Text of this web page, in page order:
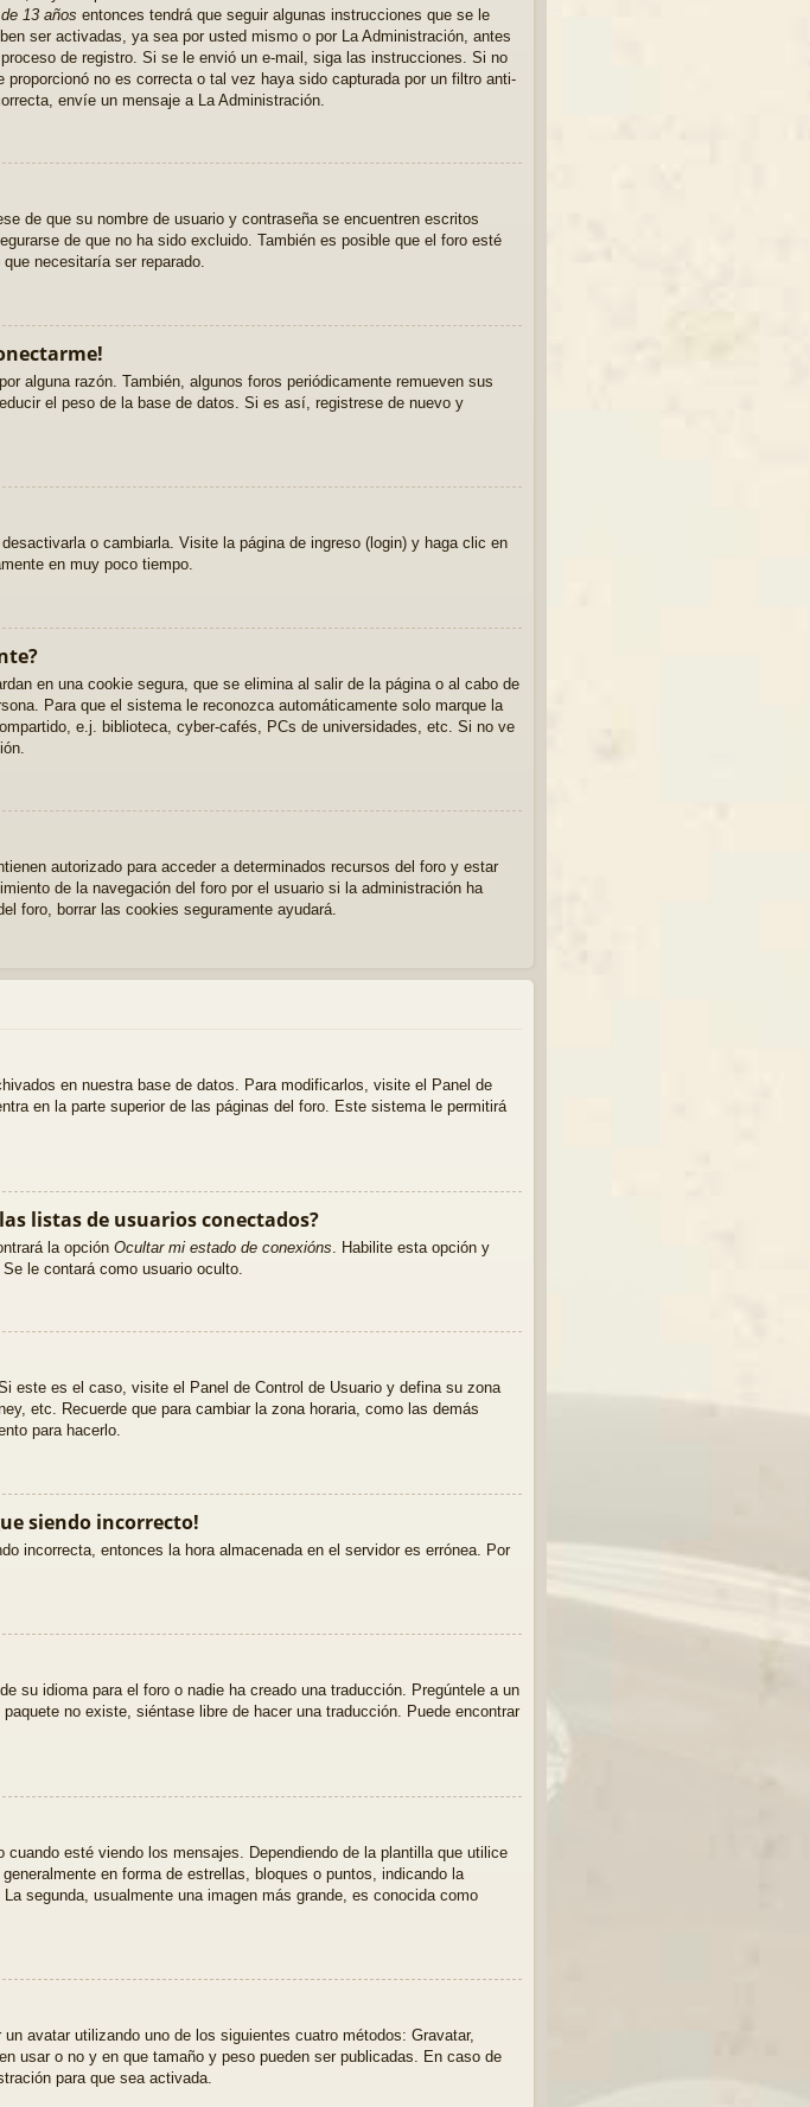
13 años entonces tendrá que seguir algunas instrucciones que se le
ser activadas, ya sea por usted mismo o por La Administración, antes
de registro. Si se le envió un e-mail, siga las instrucciones. Si no
no es correcta o tal vez haya sido capturada por un filtro anti-
envíe un mensaje a La Administración.
de que su nombre de usuario y contraseña se encuentren escritos
de que no ha sido excluido. También es posible que el foro esté
necesitaría ser reparado.
alguna razón. También, algunos foros periódicamente remueven sus
el peso de la base de datos. Si es así, registrese de nuevo y
o cambiarla. Visite la página de ingreso (login) y haga clic en
en muy poco tiempo.
en una cookie segura, que se elimina al salir de la página o al cabo de
Para que el sistema le reconozca automáticamente solo marque la
e.j. biblioteca, cyber-cafés, PCs de universidades, etc. Si no ve
autorizado para acceder a determinados recursos del foro y estar
de la navegación del foro por el usuario si la administración ha
foro, borrar las cookies seguramente ayudará.
en nuestra base de datos. Para modificarlos, visite el Panel de
en la parte superior de las páginas del foro. Este sistema le permitirá
listas de usuarios conectados?
la opción Ocultar mi estado de conexións . Habilite esta opción y
le contará como usuario oculto.
este es el caso, visite el Panel de Control de Usuario y defina su zona
etc. Recuerde que para cambiar la zona horaria, como las demás
para hacerlo.
siendo incorrecto!
incorrecta, entonces la hora almacenada en el servidor es errónea. Por
su idioma para el foro o nadie ha creado una traducción. Pregúntele a un
no existe, siéntase libre de hacer una traducción. Puede encontrar
esté viendo los mensajes. Dependiendo de la plantilla que utilice
en forma de estrellas, bloques o puntos, indicando la
segunda, usualmente una imagen más grande, es conocida como
avatar utilizando uno de los siguientes cuatro métodos: Gravatar,
usar o no y en que tamaño y peso pueden ser publicadas. En caso de
para que sea activada.